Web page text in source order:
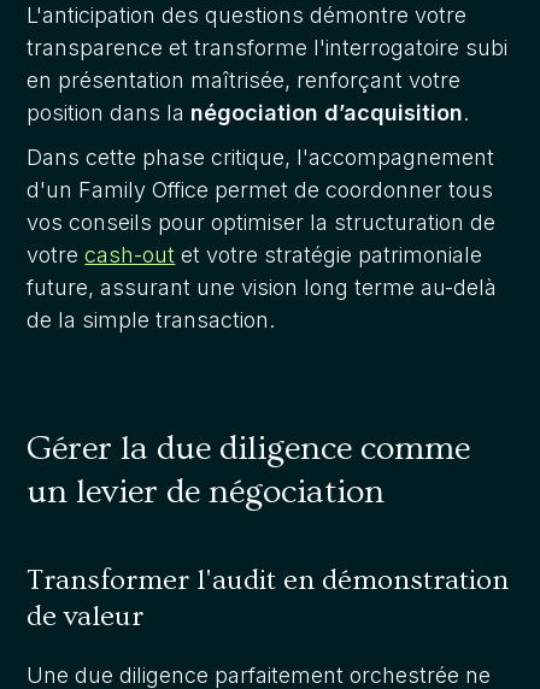
L'anticipation des questions démontre votre
transparence et transforme l'interrogatoire subi
en présentation maîtrisée, renforçant votre
position dans la négociation d’acquisition.
Dans cette phase critique, l'accompagnement
d'un Family Office permet de coordonner tous
vos conseils pour optimiser la structuration de
votrecash-out et votre stratégie patrimoniale
future, assurant une vision long terme au-delà
de la simple transaction.
Gérer la due diligence comme
un levier de négociation
Transformer l'audit en démonstration
de valeur
Une due diligence parfaitement orchestrée ne